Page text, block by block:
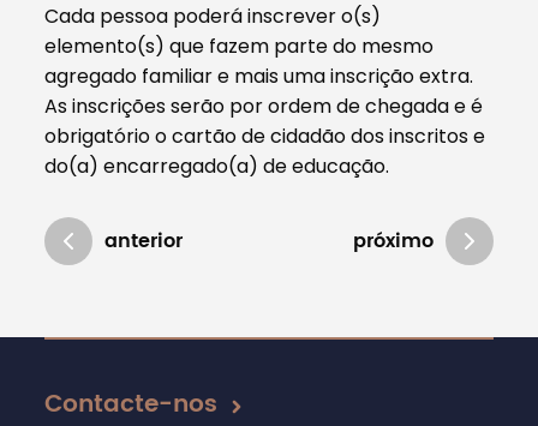
Cada pessoa poderá inscrever o(s)
elemento(s) que fazem parte do mesmo
agregado familiar e mais uma inscrição extra.
As inscrições serão por ordem de chegada e é
obrigatório o cartão de cidadão dos inscritos e
do(a) encarregado(a) de educação.
anterior próximo
Atualizado em 05/06/2019
Contacte-nos